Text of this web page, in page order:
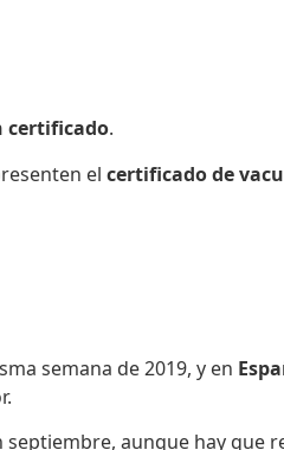
certificado.
el certificado de
semana de 2019, y en
aunque hay que